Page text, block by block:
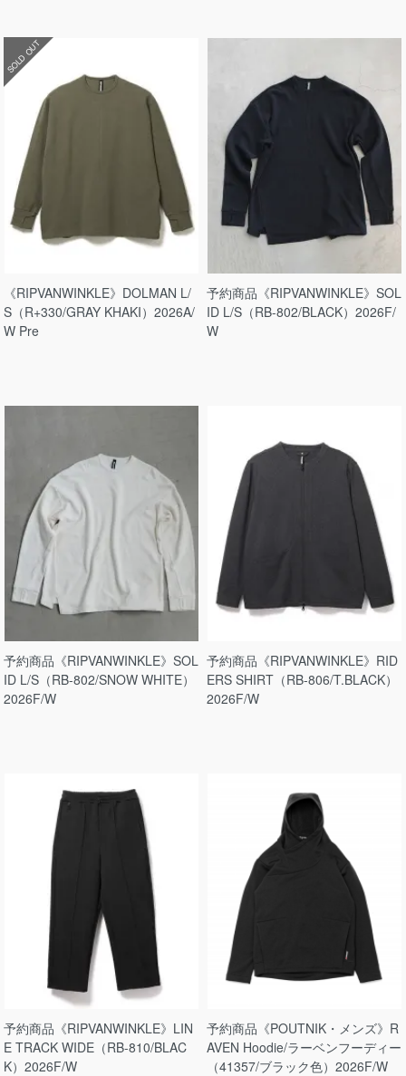
SOLD OUT
《RIPVANWINKLE》DOLMAN L/
S（R+330/GRAY KHAKI）2026A/
W Pre
予約商品《RIPVANWINKLE》SOL
ID L/S（RB-802/BLACK）2026F/
W
予約商品《RIPVANWINKLE》SOL
ID L/S（RB-802/SNOW WHITE）
2026F/W
予約商品《RIPVANWINKLE》RID
ERS SHIRT（RB-806/T.BLACK）
2026F/W
予約商品《RIPVANWINKLE》LIN
E TRACK WIDE（RB-810/BLAC
K）2026F/W
予約商品《POUTNIK・メンズ》R
AVEN Hoodie/ラーベンフーディー
（41357/ブラック色）2026F/W